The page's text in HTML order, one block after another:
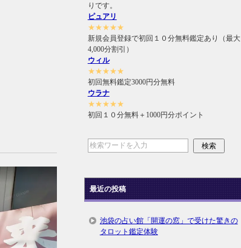
りです。
ピュアリ
★★★★★
新規会員登録で初回１０分無料鑑定あり（最大
4,000分割引）
ウィル
★★★★★
初回無料鑑定3000円分無料
ウラナ
★★★★★
初回１０分無料＋1000円分ポイント
最近の投稿
池袋の占い館「開運の窓」で受けた驚きの
タロット鑑定体験